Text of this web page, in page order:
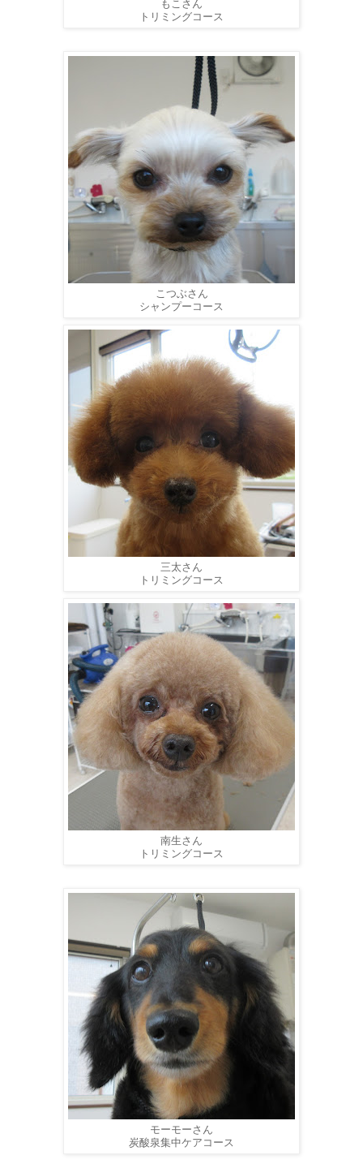
もこさん
トリミングコース
こつぶさん
シャンプーコース
三太さん
トリミングコース
南生さん
トリミングコース
モーモーさん
炭酸泉集中ケアコース